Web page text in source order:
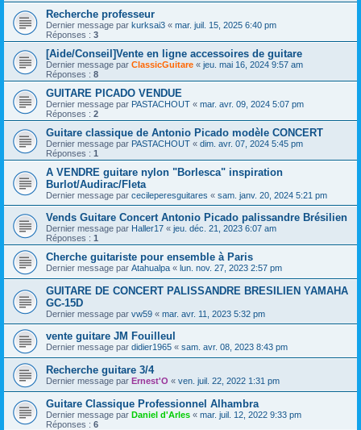
Recherche professeur
Dernier message par kurksai3 « mar. juil. 15, 2025 6:40 pm
Réponses : 3
[Aide/Conseil]Vente en ligne accessoires de guitare
Dernier message par ClassicGuitare « jeu. mai 16, 2024 9:57 am
Réponses : 8
GUITARE PICADO VENDUE
Dernier message par PASTACHOUT « mar. avr. 09, 2024 5:07 pm
Réponses : 2
Guitare classique de Antonio Picado modèle CONCERT
Dernier message par PASTACHOUT « dim. avr. 07, 2024 5:45 pm
Réponses : 1
A VENDRE guitare nylon "Borlesca" inspiration
Burlot/Audirac/Fleta
Dernier message par cecileperesguitares « sam. janv. 20, 2024 5:21 pm
Vends Guitare Concert Antonio Picado palissandre Brésilien
Dernier message par Haller17 « jeu. déc. 21, 2023 6:07 am
Réponses : 1
Cherche guitariste pour ensemble à Paris
Dernier message par Atahualpa « lun. nov. 27, 2023 2:57 pm
GUITARE DE CONCERT PALISSANDRE BRESILIEN YAMAHA
GC-15D
Dernier message par vw59 « mar. avr. 11, 2023 5:32 pm
vente guitare JM Fouilleul
Dernier message par didier1965 « sam. avr. 08, 2023 8:43 pm
Recherche guitare 3/4
Dernier message par Ernest'O « ven. juil. 22, 2022 1:31 pm
Guitare Classique Professionnel Alhambra
Dernier message par Daniel d'Arles « mar. juil. 12, 2022 9:33 pm
Réponses : 6